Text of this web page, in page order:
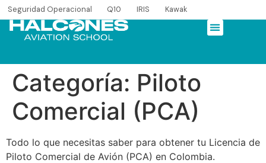
Seguridad Operacional Q10 IRIS Kawak
Categoría: Piloto
Comercial (PCA)
Todo lo que necesitas saber para obtener tu Licencia de
Piloto Comercial de Avión (PCA) en Colombia.